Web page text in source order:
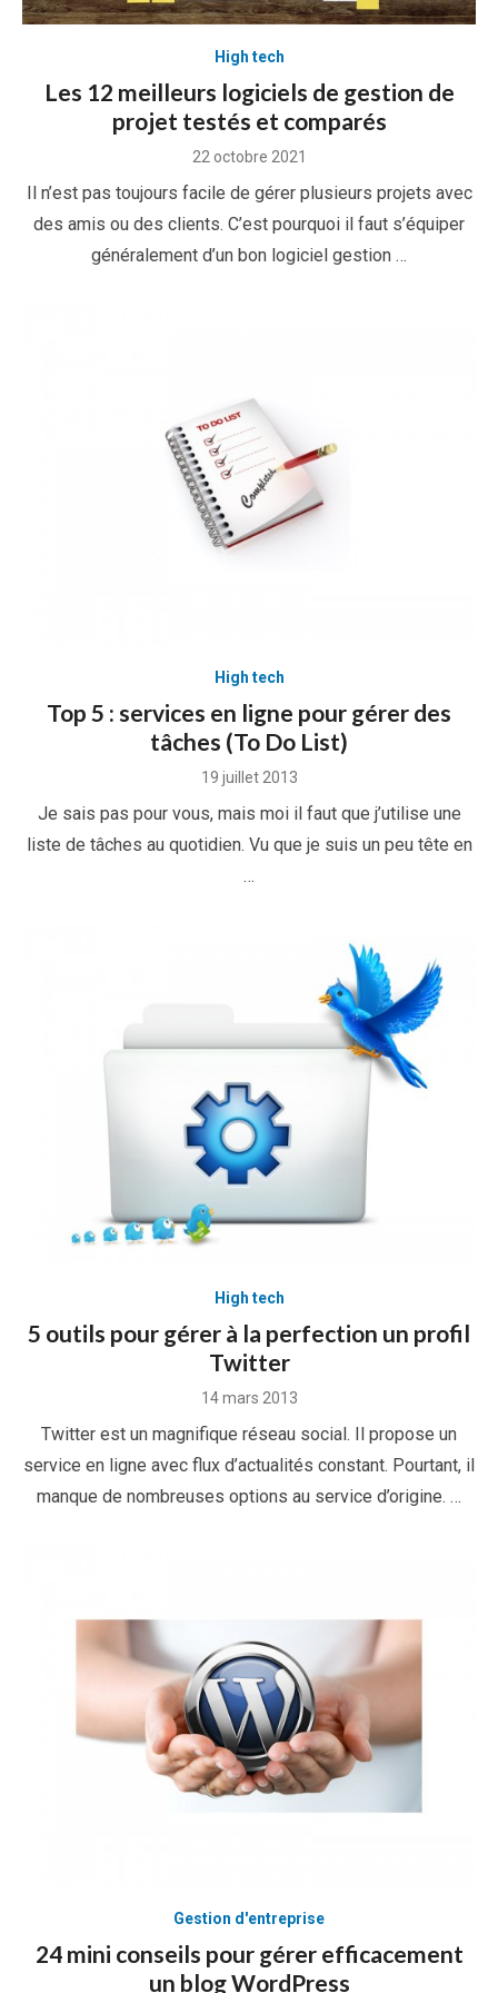
High tech
Les 12 meilleurs logiciels de gestion de
projet testés et comparés
Posted
22 octobre 2021
Il n’est pas toujours facile de gérer plusieurs projets avec
des amis ou des clients. C’est pourquoi il faut s’équiper
généralement d’un bon logiciel gestion …
High tech
Top 5 : services en ligne pour gérer des
tâches (To Do List)
Posted
19 juillet 2013
Je sais pas pour vous, mais moi il faut que j’utilise une
liste de tâches au quotidien. Vu que je suis un peu tête en
…
High tech
5 outils pour gérer à la perfection un profil
Twitter
Posted
14 mars 2013
Twitter est un magnifique réseau social. Il propose un
service en ligne avec flux d’actualités constant. Pourtant, il
manque de nombreuses options au service d’origine. …
Gestion d'entreprise
24 mini conseils pour gérer efficacement
un blog WordPress